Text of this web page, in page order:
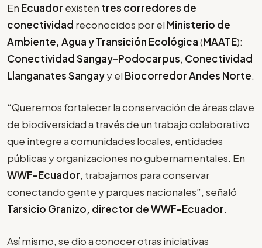
En Ecuador existen tres corredores de
conectividad reconocidos por el Ministerio de
Ambiente, Agua y Transición Ecológica(MAATE):
Conectividad Sangay-Podocarpus, Conectividad
Llanganates Sangayy el Biocorredor Andes Norte.
“Queremos fortalecer la conservación de áreas clave
de biodiversidad a través de un trabajo colaborativo
que integre a comunidades locales, entidades
públicas y organizaciones no gubernamentales. En
WWF-Ecuador, trabajamos para conservar
conectando gente y parques nacionales”, señaló
Tarsicio Granizo, director de WWF-Ecuador.
Así mismo, se dio a conocer otras iniciativas